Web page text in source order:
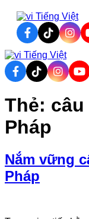
Tiếng Việt
Tiếng Việt
Thẻ:
Pháp
Nắm vững
Pháp